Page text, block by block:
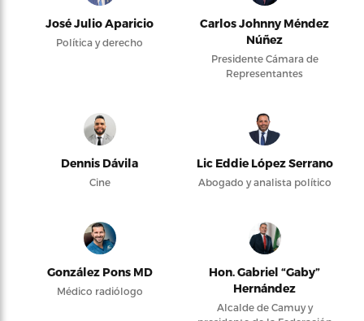
José Julio Aparicio
Política y derecho
Carlos Johnny Méndez
Núñez
Presidente Cámara de
Representantes
Dennis Dávila
Cine
Lic Eddie López Serrano
Abogado y analista político
González Pons MD
Médico radiólogo
Hon. Gabriel “Gaby”
Hernández
Alcalde de Camuy y